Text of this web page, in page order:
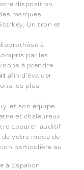
disposition
marques
Unitron et
à
par les
à prendre
afin d'évaluer
les plus
et son équipe
et chaleureux.
appareil auditif
votre mode de
particulière au
à Espalion